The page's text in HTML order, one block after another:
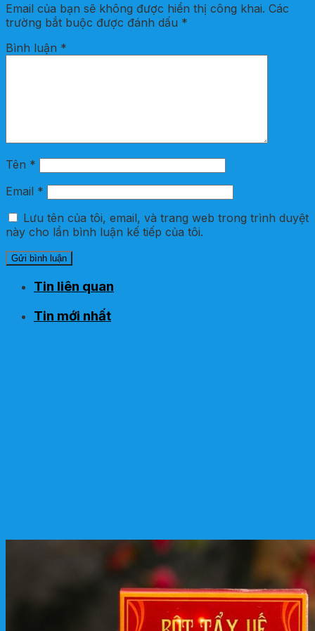
Email của bạn sẽ không được hiển thị công khai. Các
trường bắt buộc được đánh dấu *
Bình luận *
Tên *
Email *
Lưu tên của tôi, email, và trang web trong trình duyệt
này cho lần bình luận kế tiếp của tôi.
Tin liên quan
Tin mới nhất